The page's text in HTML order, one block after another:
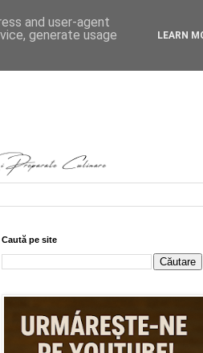
Caută pe site
and user-agent
generate usage
LEARN